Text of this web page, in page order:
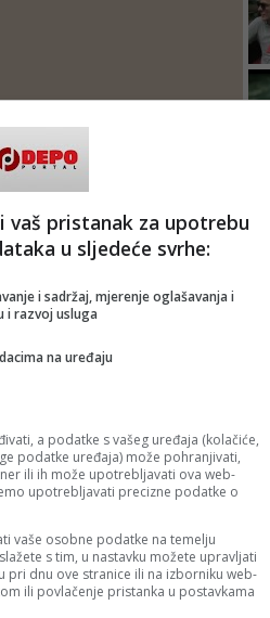
vaš pristanak za upotrebu
u sljedeće svrhe:
i sadržaj, mjerenje oglašavanja i
i razvoj usluga
na uređaju
a podatke s vašeg uređaja (kolačiće,
podatke uređaja) može pohranjivati,
ili ih može upotrebljavati ova web-
upotrebljavati precizne podatke o
vaše osobne podatke na temelju
s tim, u nastavku možete upravljati
pri dnu ove stranice ili na izborniku web-
ili povlačenje pristanka u postavkama